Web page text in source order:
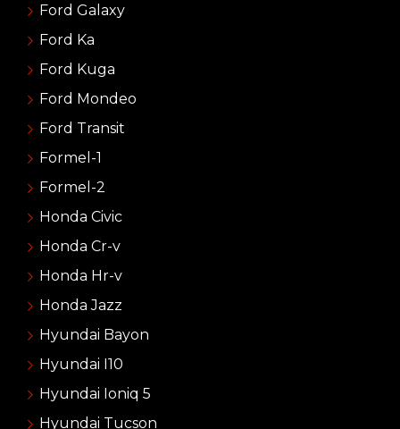
Ford Galaxy
Ford Ka
Ford Kuga
Ford Mondeo
Ford Transit
Formel-1
Formel-2
Honda Civic
Honda Cr-v
Honda Hr-v
Honda Jazz
Hyundai Bayon
Hyundai I10
Hyundai Ioniq 5
Hyundai Tucson